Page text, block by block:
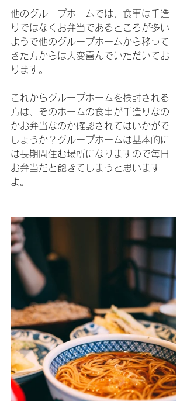
他のグループホームでは、食事は手造
りではなくお弁当であるところが多い
ようで他のグループホームから移って
きた方からは大変喜んでいただいてお
ります。
これからグループホームを検討される
方は、そのホームの食事が手造りなの
かお弁当なのか確認されてはいかがで
しょうか？グループホームは基本的に
は長期間住む場所になりますので毎日
お弁当だと飽きてしまうと思います
よ。